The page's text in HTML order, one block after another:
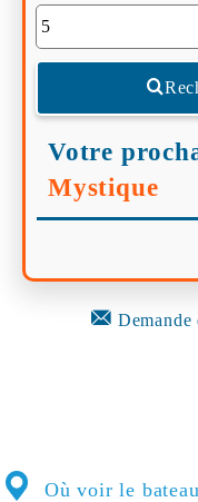
Votre
Mystique
Où voir le